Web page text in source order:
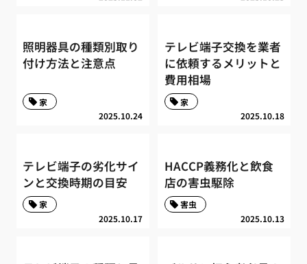
照明器具の種類別取り
付け方法と注意点
2025.10.24
家
テレビ端子交換を業者
に依頼するメリットと
費用相場
2025.10.18
家
テレビ端子の劣化サイ
ンと交換時期の目安
2025.10.17
家
HACCP義務化と飲食
店の害虫駆除
2025.10.13
害虫